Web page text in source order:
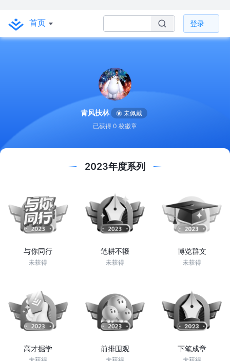
首页 登录
青风扶林
未佩戴
已获得 0 枚徽章
2023年度系列
与你同行
未获得
笔耕不辍
未获得
博览群文
未获得
高才掘学 前排围观 下笔成章